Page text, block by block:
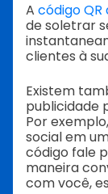
A código
de soletrar
clientes à
Existem
publicidade
Por
social em
código fale
maneira
com você,